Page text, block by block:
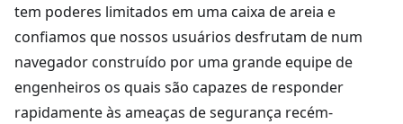
tem poderes limitados em uma caixa de areia e
confiamos que nossos usuários desfrutam de num
navegador construído por uma grande equipe de
engenheiros os quais são capazes de responder
rapidamente às ameaças de segurança recém-